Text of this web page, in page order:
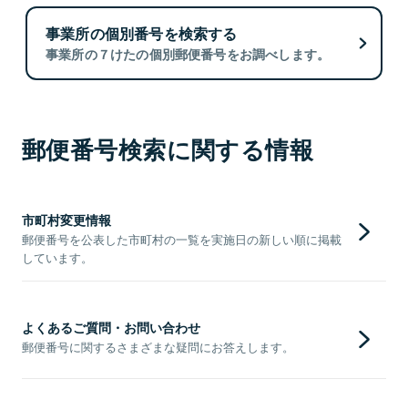
事業所の個別番号を検索する
事業所の７けたの個別郵便番号をお調べします。
郵便番号検索に関する情報
市町村変更情報
郵便番号を公表した市町村の一覧を実施日の新しい順に掲載
しています。
よくあるご質問・お問い合わせ
郵便番号に関するさまざまな疑問にお答えします。